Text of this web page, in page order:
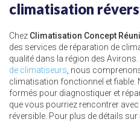
climatisation
Chez Climatisation Concept
des services de réparation de
qualité dans la région des Avirons.
de climatiseurs , nous
climatisation fonctionnel et
formés pour diagnostiquer et
que vous pourriez rencontrer
réversible. Pour plus de détails